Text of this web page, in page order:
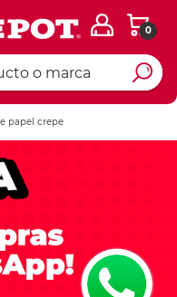
0
papel crepe
Ingresar Codigo